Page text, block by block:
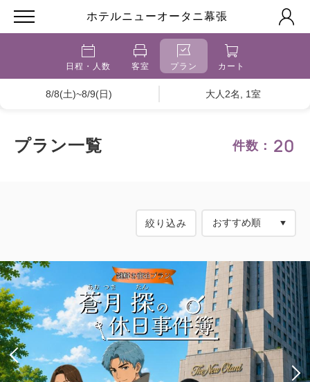
ホテルニューオータニ幕張
日程・人数 客室 プラン カート
8/8(土)~8/9(日) 大人2名, 1室
プラン一覧 件数： 20
絞り込み